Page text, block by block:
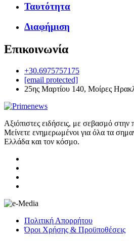
Ταυτότητα
Διαφήμιση
Επικοινωνία
+30.6975757175
[email protected]
25ης Μαρτίου 140, Μοίρες
Αξιόπιστες ειδήσεις, με σεβασμό στην
Μείνετε ενημερωμένοι για όλα τα
Ελλάδα και τον κόσμο.
Πολιτική Απορρήτου
Όροι Χρήσης & Προϋποθέσεις